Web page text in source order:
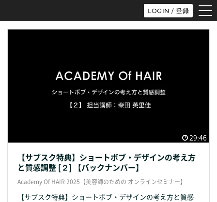
LOGIN / 登録
29:46
【サブスク特典】ショートボブ・デザインの考え方
と質感調整 [２] 【バックナンバー】
Academy Of HAIR 2025【美容師のための オンラインセミナー】
【サブスク特典】ショートボブ・デザインの考え方と質感